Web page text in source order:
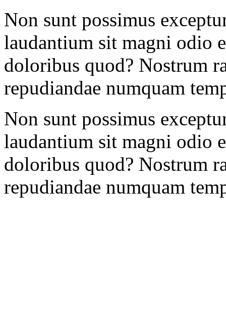
Non sunt possimus
laudantium sit magni odio
doloribus quod? Nostrum
repudiandae numquam
Non sunt possimus
laudantium sit magni odio
doloribus quod? Nostrum
repudiandae numquam